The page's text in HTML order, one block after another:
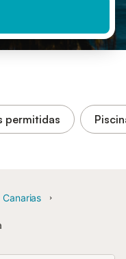
permitidas
Canarias